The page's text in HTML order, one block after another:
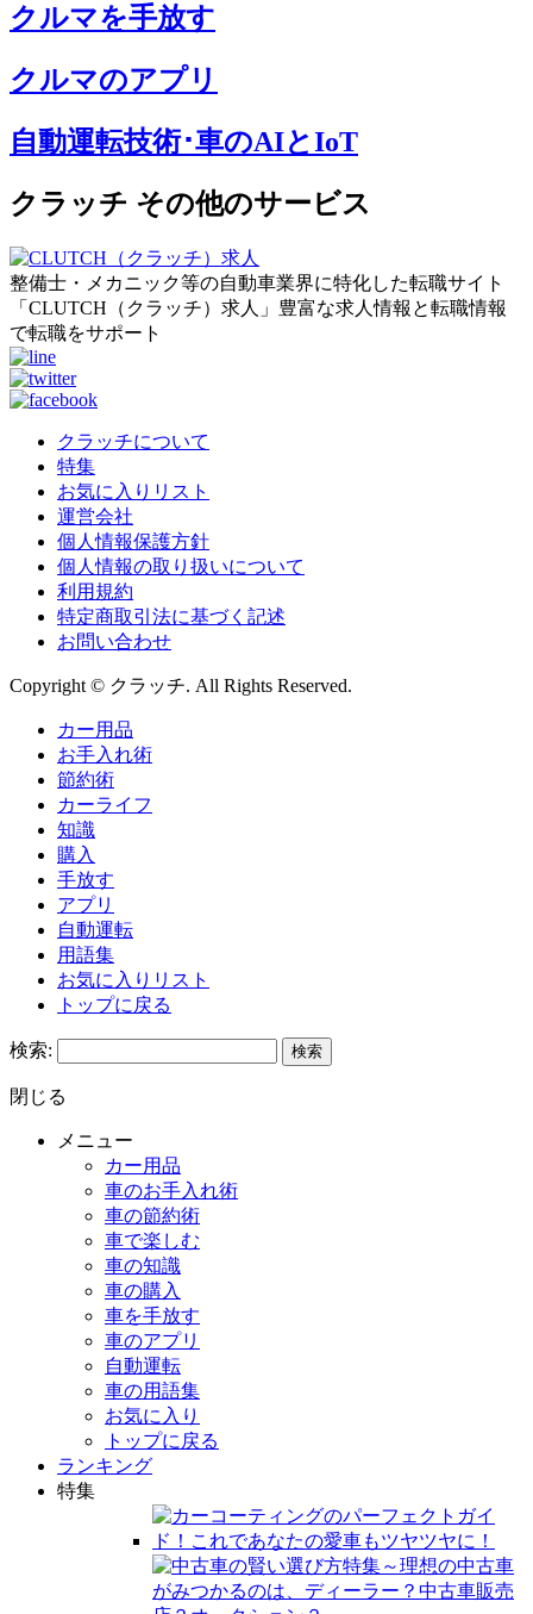
クルマを手放す
クルマのアプリ
自動運転技術･車のAIとIoT
クラッチ その他のサービス
整備士・メカニック等の自動車業界に特化した転職サイト
「CLUTCH（クラッチ）求人」豊富な求人情報と転職情報
で転職をサポート
クラッチについて
特集
お気に入りリスト
運営会社
個人情報保護方針
個人情報の取り扱いについて
利用規約
特定商取引法に基づく記述
お問い合わせ
Copyright © クラッチ. All Rights Reserved.
カー用品
お手入れ術
節約術
カーライフ
知識
購入
手放す
アプリ
自動運転
用語集
お気に入りリスト
トップに戻る
検索:
閉じる
メニュー
カー用品
車のお手入れ術
車の節約術
車で楽しむ
車の知識
車の購入
車を手放す
車のアプリ
自動運転
車の用語集
お気に入り
トップに戻る
ランキング
特集